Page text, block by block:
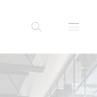
Suche